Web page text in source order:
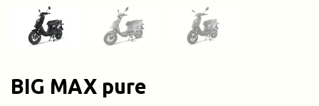
BIG MAX pure